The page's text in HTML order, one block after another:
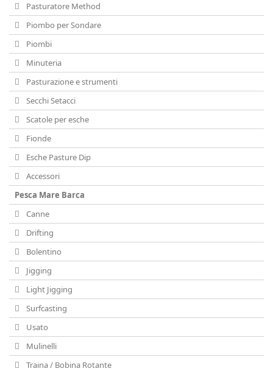
Pasturatore Method
Piombo per Sondare
Piombi
Minuteria
Pasturazione e strumenti
Secchi Setacci
Scatole per esche
Fionde
Esche Pasture Dip
Accessori
Pesca Mare Barca
Canne
Drifting
Bolentino
Jigging
Light Jigging
Surfcasting
Usato
Mulinelli
Traina / Bobina Rotante